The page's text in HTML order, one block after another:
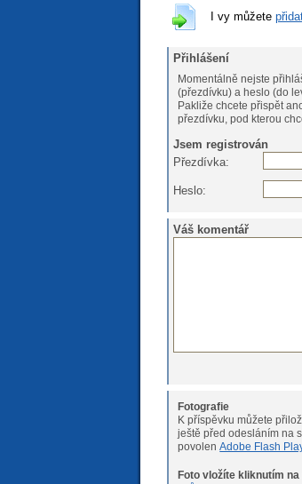
I vy můžete
Přihlášení
Momentálně nejste
Pakliže chcete přispět
přezdívku, pod kterou
Jsem registrován
Přezdívka:
Heslo:
Váš komentář
Fotografie
K příspěvku můžete
ještě před odesláním na server,
povolenAdobe Flash
Foto vložíte kliknutím